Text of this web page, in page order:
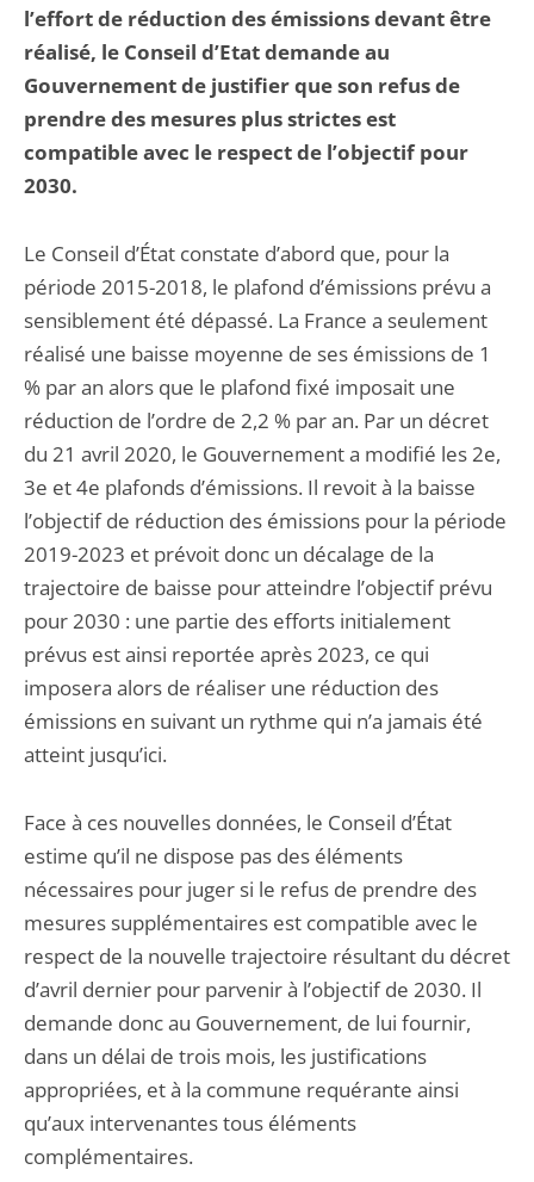
l’effort de réduction des émissions devant être
réalisé, le Conseil d’Etat demande au
Gouvernement de justifier que son refus de
prendre des mesures plus strictes est
compatible avec le respect de l’objectif pour
2030.
Le Conseil d’État constate d’abord que, pour la
période 2015-2018, le plafond d’émissions prévu a
sensiblement été dépassé. La France a seulement
réalisé une baisse moyenne de ses émissions de 1
% par an alors que le plafond fixé imposait une
réduction de l’ordre de 2,2 % par an. Par un décret
du 21 avril 2020, le Gouvernement a modifié les 2e,
3e et 4e plafonds d’émissions. Il revoit à la baisse
l’objectif de réduction des émissions pour la période
2019-2023 et prévoit donc un décalage de la
trajectoire de baisse pour atteindre l’objectif prévu
pour 2030 : une partie des efforts initialement
prévus est ainsi reportée après 2023, ce qui
imposera alors de réaliser une réduction des
émissions en suivant un rythme qui n’a jamais été
atteint jusqu’ici.
Face à ces nouvelles données, le Conseil d’État
estime qu’il ne dispose pas des éléments
nécessaires pour juger si le refus de prendre des
mesures supplémentaires est compatible avec le
respect de la nouvelle trajectoire résultant du décret
d’avril dernier pour parvenir à l’objectif de 2030. Il
demande donc au Gouvernement, de lui fournir,
dans un délai de trois mois, les justifications
appropriées, et à la commune requérante ainsi
qu’aux intervenantes tous éléments
complémentaires.